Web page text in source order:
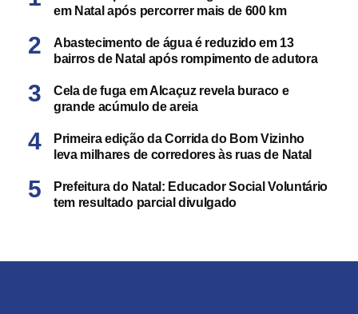
em Natal após percorrer mais de 600 km
Abastecimento de água é reduzido em 13
bairros de Natal após rompimento de adutora
Cela de fuga em Alcaçuz revela buraco e
grande acúmulo de areia
Primeira edição da Corrida do Bom Vizinho
leva milhares de corredores às ruas de Natal
Prefeitura do Natal: Educador Social Voluntário
tem resultado parcial divulgado